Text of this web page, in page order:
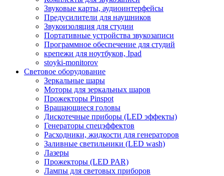
Звуковые карты, аудиоинтерфейсы
Предусилители для наушников
Звукоизоляция для студии
Портативные устройства звукозаписи
Программное обеспечение для студий
крепежи для ноутбуков, Ipad
stoyki-monitorov
Световое оборудование
Зеркальные шары
Моторы для зеркальных шаров
Прожекторы Pinspot
Вращающиеся головы
Дискотечные приборы (LED эффекты)
Генераторы спецэффектов
Расходники, жидкости для генераторов
Заливные светильники (LED wash)
Лазеры
Прожекторы (LED PAR)
Лампы для световых приборов